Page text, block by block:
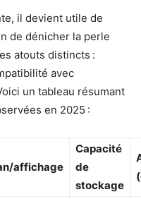
il devient utile de
de dénicher la perle
atouts distincts :
avec
un tableau résumant
en 2025 :
affichage
Capacité
de
stockage